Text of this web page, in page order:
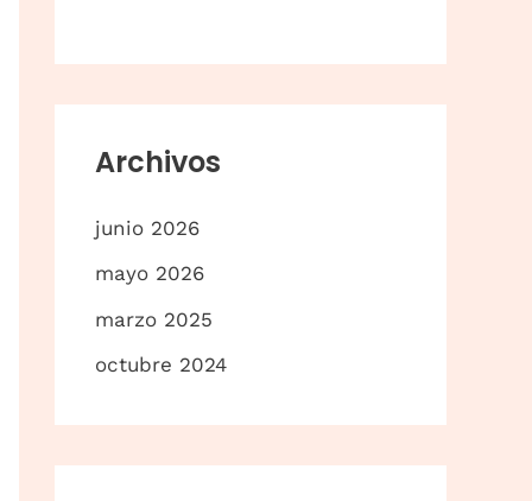
Archivos
junio 2026
mayo 2026
marzo 2025
octubre 2024